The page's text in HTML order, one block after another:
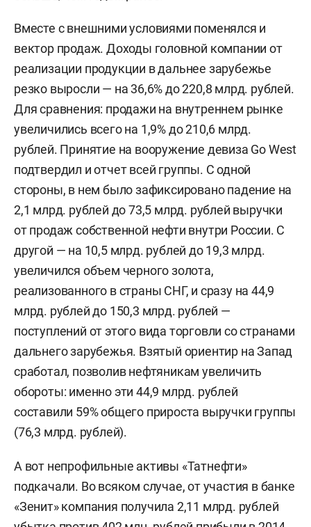
Вместе с внешними условиями поменялся и
вектор продаж. Доходы головной компании от
реализации продукции в дальнее зарубежье
резко выросли — на 36,6% до 220,8 млрд. рублей.
Для сравнения: продажи на внутреннем рынке
увеличились всего на 1,9% до 210,6 млрд.
рублей. Принятие на вооружение девиза Go West
подтвердил и отчет всей группы. С одной
стороны, в нем было зафиксировано падение на
2,1 млрд. рублей до 73,5 млрд. рублей выручки
от продаж собственной нефти внутри России. С
другой — на 10,5 млрд. рублей до 19,3 млрд.
увеличился объем черного золота,
реализованного в страны СНГ, и сразу на 44,9
млрд. рублей до 150,3 млрд. рублей —
поступлений от этого вида торговли со странами
дальнего зарубежья. Взятый ориентир на Запад
сработал, позволив нефтяникам увеличить
обороты: именно эти 44,9 млрд. рублей
составили 59% общего прироста выручки группы
(76,3 млрд. рублей).
А вот непрофильные активы «Татнефти»
подкачали. Во всяком случае, от участия в банке
«Зенит» компания получила 2,11 млрд. рублей